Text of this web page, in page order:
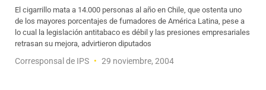
El cigarrillo mata a 14.000 personas al año en Chile, que ostenta uno
de los mayores porcentajes de fumadores de América Latina, pese a
lo cual la legislación antitabaco es débil y las presiones empresariales
retrasan su mejora, advirtieron diputados
Corresponsal de IPS 29 noviembre, 2004